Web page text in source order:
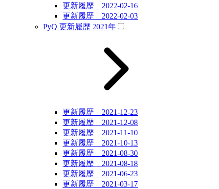
更新履歴 2022-02-16
更新履歴 2022-02-03
PyQ 更新履歴 2021年
更新履歴 2021-12-23
更新履歴 2021-12-08
更新履歴 2021-11-10
更新履歴 2021-10-13
更新履歴 2021-08-30
更新履歴 2021-08-18
更新履歴 2021-06-23
更新履歴 2021-03-17